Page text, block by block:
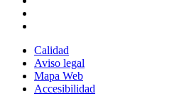
Calidad
Aviso legal
Mapa Web
Accesibilidad